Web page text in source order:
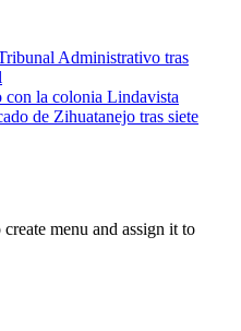
Administrativo tras
con la colonia Lindavista
de Zihuatanejo tras siete
menu and assign it to